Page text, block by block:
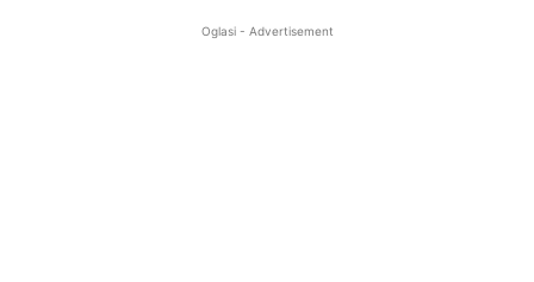
Oglasi - Advertisement